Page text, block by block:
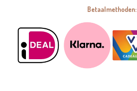
Betaalmethoden: